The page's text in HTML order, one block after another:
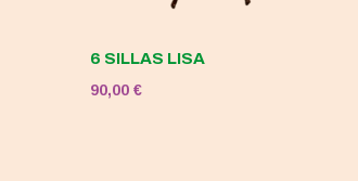
6 SILLAS LISA
90,00 €